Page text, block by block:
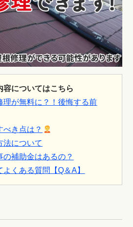
容についてはこちら
が無料に？！後悔する前
き点は？
について
補助金はあるの？
くある質問【Q＆A】